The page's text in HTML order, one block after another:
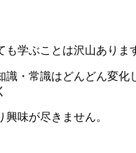
も学ぶことは沢山ありま
識・常識はどんどん変化
興味が尽きません。